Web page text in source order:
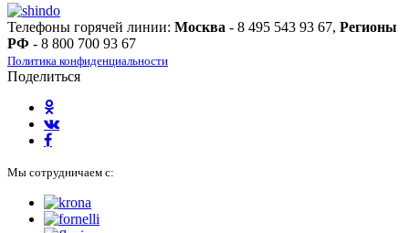
Телефоны горячей линии: Москва - 8 495 543 93 67, Регионы
РФ - 8 800 700 93 67
Политика конфиденциальности
Поделиться
Мы сотрудничаем с: